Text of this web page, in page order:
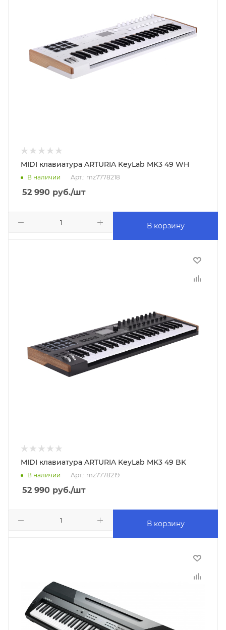
MIDI клавиатура ARTURIA KeyLab MK3 49 WH
В наличии Арт.: mz7778218
52 990 руб./шт
В корзину
MIDI клавиатура ARTURIA KeyLab MK3 49 BK
В наличии Арт.: mz7778219
52 990 руб./шт
В корзину